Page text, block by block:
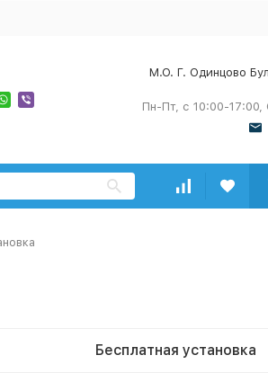
М.О. Г. Одинцово
Пн-Пт, с 10:00-
Бесплатная установка